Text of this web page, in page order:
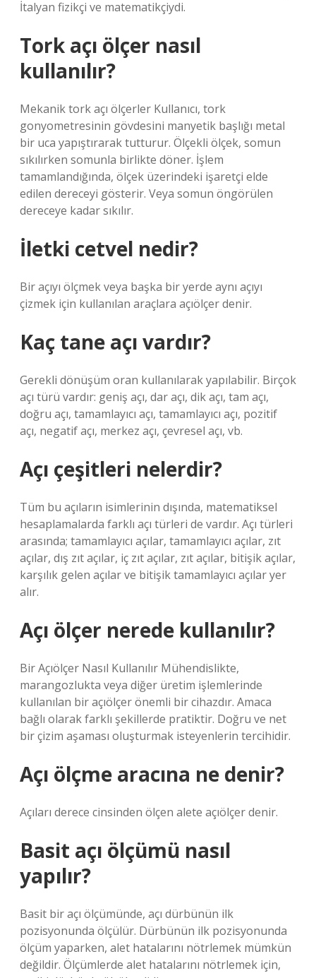
İtalyan fizikçi ve matematikçiydi.
Tork açı ölçer nasıl
kullanılır?
Mekanik tork açı ölçerler Kullanıcı, tork
gonyometresinin gövdesini manyetik başlığı metal
bir uca yapıştırarak tutturur. Ölçekli ölçek, somun
sıkılırken somunla birlikte döner. İşlem
tamamlandığında, ölçek üzerindeki işaretçi elde
edilen dereceyi gösterir. Veya somun öngörülen
dereceye kadar sıkılır.
İletki cetvel nedir?
Bir açıyı ölçmek veya başka bir yerde aynı açıyı
çizmek için kullanılan araçlara açıölçer denir.
Kaç tane açı vardır?
Gerekli dönüşüm oran kullanılarak yapılabilir. Birçok
açı türü vardır: geniş açı, dar açı, dik açı, tam açı,
doğru açı, tamamlayıcı açı, tamamlayıcı açı, pozitif
açı, negatif açı, merkez açı, çevresel açı, vb.
Açı çeşitleri nelerdir?
Tüm bu açıların isimlerinin dışında, matematiksel
hesaplamalarda farklı açı türleri de vardır. Açı türleri
arasında; tamamlayıcı açılar, tamamlayıcı açılar, zıt
açılar, dış zıt açılar, iç zıt açılar, zıt açılar, bitişik açılar,
karşılık gelen açılar ve bitişik tamamlayıcı açılar yer
alır.
Açı ölçer nerede kullanılır?
Bir Açıölçer Nasıl Kullanılır Mühendislikte,
marangozlukta veya diğer üretim işlemlerinde
kullanılan bir açıölçer önemli bir cihazdır. Amaca
bağlı olarak farklı şekillerde pratiktir. Doğru ve net
bir çizim aşaması oluşturmak isteyenlerin tercihidir.
Açı ölçme aracına ne denir?
Açıları derece cinsinden ölçen alete açıölçer denir.
Basit açı ölçümü nasıl
yapılır?
Basit bir açı ölçümünde, açı dürbünün ilk
pozisyonunda ölçülür. Dürbünün ilk pozisyonunda
ölçüm yaparken, alet hatalarını nötrlemek mümkün
değildir. Ölçümlerde alet hatalarını nötrlemek için,